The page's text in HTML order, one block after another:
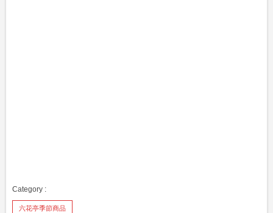
六花亭季節商品